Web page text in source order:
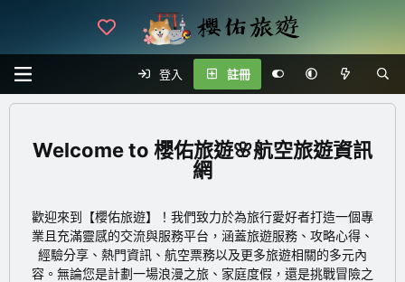
登入 註冊
櫻佑旅遊🌸航空旅遊資訊
網
歡迎來到【櫻佑旅遊】！我們致力於為旅行愛好者打造一個專
業且充滿靈感的交流與服務平台，涵蓋旅遊服務、攻略心得、
經驗分享、熱門資訊、航空票務以及更多旅遊相關的多元內
容。無論您是計劃一場浪漫之旅、家庭度假，還是挑戰冒險之